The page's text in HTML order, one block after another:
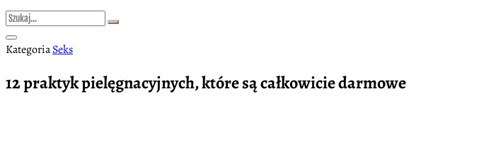
KategoriaSeks
12 praktyk pielęgnacyjnych, które są całkowicie darmowe